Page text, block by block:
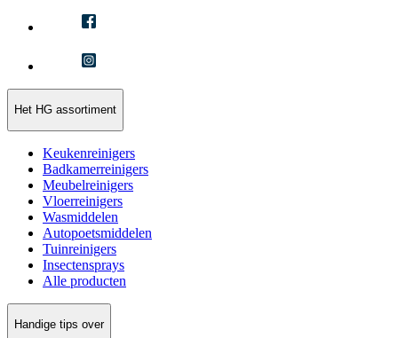
Het HG assortiment
Keukenreinigers
Badkamerreinigers
Meubelreinigers
Vloerreinigers
Wasmiddelen
Autopoetsmiddelen
Tuinreinigers
Insectensprays
Alle producten
Handige tips over